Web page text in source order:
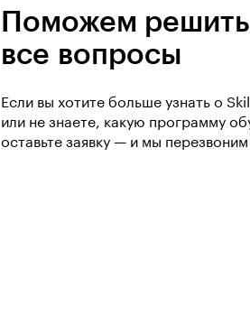
Поможем решить
все вопросы
Если вы хотите больше узнать о
или не знаете, какую программу
оставьте заявку — и мы перезвоним